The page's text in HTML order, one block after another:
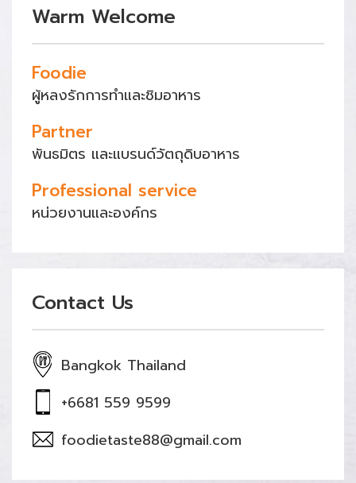
Warm Welcome
Foodie
ผู้หลงรักการทำและชิมอาหาร
Partner
พันธมิตร และแบรนด์วัตถุดิบอาหาร
Professional service
หน่วยงานและองค์กร
Contact Us
Bangkok Thailand
+6681 559 9599
foodietaste88@gmail.com